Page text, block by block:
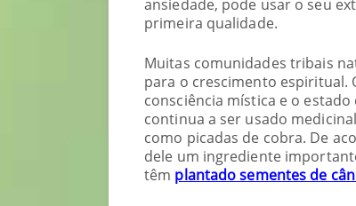
ansiedade, pode usar o seu
primeira qualidade.
Muitas comunidades tribais
para o crescimento espiritual.
consciência mística e o
continua a ser usado
como picadas de cobra. De
dele um ingrediente
têm plantado sementes de